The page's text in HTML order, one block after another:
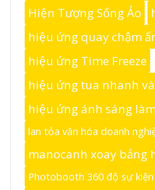
Hiện Tượng Sống Ảo
hiệu ứng quay chậm
hiệu ứng Time Freeze
hiệu ứng tua nhanh
hiệu ứng ánh sáng
lan tỏa văn hóa doanh
manocanh xoay bảng
Photobooth 360 độ sự